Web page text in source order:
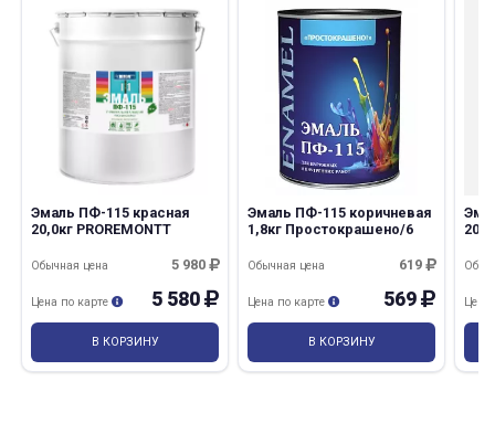
Эмаль ПФ-115 красная
20,0кг PROREMONTT
5 980
Обычная цена
5 580
Цена по карте
В КОРЗИНУ
Эмаль ПФ-115 коричневая
1,8кг Простокрашено/6
619
Обычная цена
569
Цена по карте
В КОРЗИНУ
Цена